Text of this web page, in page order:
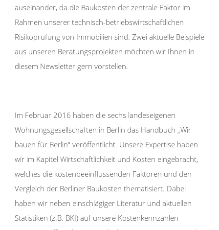
auseinander, da die Baukosten der zentrale Faktor im
Rahmen unserer technisch-betriebswirtschaftlichen
Risikoprüfung von Immobilien sind. Zwei aktuelle Beispiele
aus unseren Beratungsprojekten möchten wir Ihnen in
diesem Newsletter gern vorstellen.
Im Februar 2016 haben die sechs landeseigenen
Wohnungsgesellschaften in Berlin das Handbuch „Wir
bauen für Berlin“ veröffentlicht. Unsere Expertise haben
wir im Kapitel Wirtschaftlichkeit und Kosten eingebracht,
welches die kostenbeeinflussenden Faktoren und den
Vergleich der Berliner Baukosten thematisiert. Dabei
haben wir neben einschlägiger Literatur und aktuellen
Statistiken (z.B. BKI) auf unsere Kostenkennzahlen